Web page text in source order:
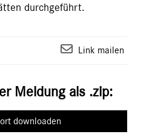
durchgeführt.
Link mailen
Meldung als .zip:
downloaden